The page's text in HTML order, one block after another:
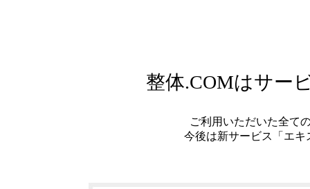
整体.COMはサー
ご利用いただいた全て
今後は新サービス「エ